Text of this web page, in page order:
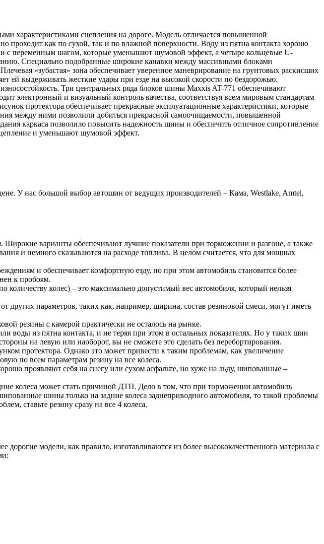
характеристиками сцепления на дороге. Модель отличается повышенной
проходит как по сухой, так и по влажной поверхности. Воду из пятна контакта хорошо
с переменным шагом, которые уменьшают шумовой эффект, а четыре кольцевые U-
Специально подобранные широкие канавки между массивными блоками
«зубастая» зона обеспечивает уверенное маневрирование на грунтовых раскисших
ей выдерживать жесткие удары при езде на высокой скорости по бездорожью.
Три центральных ряда блоков шины Maxxis AT-771 обеспечивают
электронный и визуальный контроль качества, соответствуя всем мировым стандартам
протектора обеспечивает прекрасные эксплуатационные характеристики, которые
между ними позволили добиться прекрасной самоочищаемости, повышенной
каркаса позволило повысить надежность шины и обеспечить отличное сопротивление
и уменьшают шумовой эффект.
У нас большой выбор автошин от ведущих производителей – Кама, Westlake, Amtel,
Широкие варианты обеспечивают лучшие показатели при торможении и разгоне, а также
и немного сказываются на расходе топлива. В целом считается, что для мощных
и обеспечивает комфортную езду, но при этом автомобиль становится более
к пробоям.
колес) – это максимально допустимый вес автомобиля, который нельзя
параметров, таких как, например, ширина, состав резиновой смеси, могут иметь
резины с камерой практически не осталось на рынке.
воды из пятна контакта, и не теряя при этом в остальных показателях. Но у таких шин
на левую или наоборот, вы не сможете это сделать без перебортирования.
протектора. Однако это может привести к таким проблемам, как увеличение
по всем параметрам резину на все колеса.
проявляют себя на снегу или сухом асфальте, но хуже на льду, шипованные –
колеса может стать причиной ДТП. Дело в том, что при торможении автомобиль
шины только на задние колеса заднеприводного автомобиля, то такой проблемы
ставьте резину сразу на все 4 колеса.
модели, как правило, изготавливаются из более высококачественного материала с